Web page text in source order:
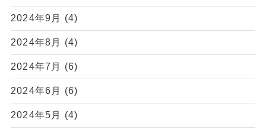
2024年9月 (4)
2024年8月 (4)
2024年7月 (6)
2024年6月 (6)
2024年5月 (4)